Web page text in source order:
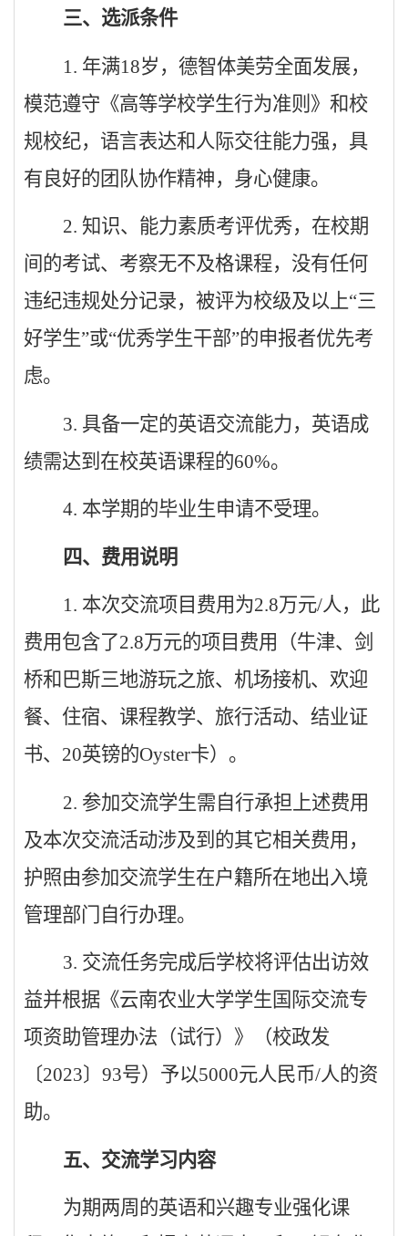
三、选派条件
1. 年满18岁，德智体美劳全面发展，
模范遵守《高等学校学生行为准则》和校
规校纪，语言表达和人际交往能力强，具
有良好的团队协作精神，身心健康。
2. 知识、能力素质考评优秀，在校期
间的考试、考察无不及格课程，没有任何
违纪违规处分记录，被评为校级及以上“三
好学生”或“优秀学生干部”的申报者优先考
虑。
3. 具备一定的英语交流能力，英语成
绩需达到在校英语课程的60%。
4. 本学期的毕业生申请不受理。
四、费用说明
1. 本次交流项目费用为2.8万元/人，此
费用包含了2.8万元的项目费用（牛津、剑
桥和巴斯三地游玩之旅、机场接机、欢迎
餐、住宿、课程教学、旅行活动、结业证
书、 20英镑的Oyster卡）。
2. 参加交流学生需自行承担上述费用
及本次交流活动涉及到的其它相关费用，
护照由参加交流学生在户籍所在地出入境
管理部门自行办理。
3. 交流任务完成后学校将评估出访效
益并根据《云南农业大学学生国际交流专
项资助管理办法（试行）》（校政发
〔2023〕 93号）予以5000元人民币/人的资
助。
五、交流学习内容
为期两周的英语和兴趣专业强化课